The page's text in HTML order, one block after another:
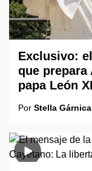
Exclusivo:
que prepara
papa León
Por Stella Gárnica